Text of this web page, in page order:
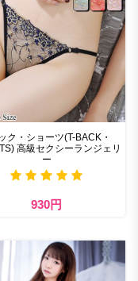
ク・ショーツ(T-BACK・
高級セクシーランジェリ
ー
930円